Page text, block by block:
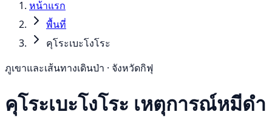
หน้าแรก
พื้นที่
คุโระเบะโงโระ
ภูเขาและเส้นทางเดินป่า · จังหวัดกิฟุ
คุโระเบะโงโระ เหตุการณ์หมีดำ